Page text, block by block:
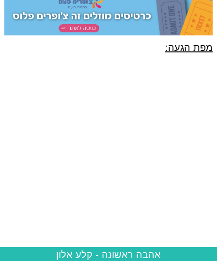
מפת הגעה:
אהבה ראשונה - קלע אלון